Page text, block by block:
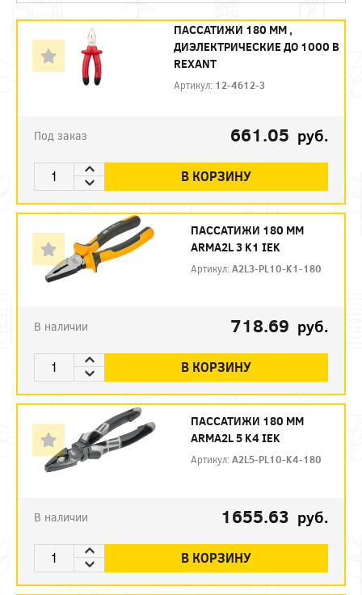
ПАССАТИЖИ 180 ММ ,
ДИЭЛЕКТРИЧЕСКИЕ ДО 1000 В
REXANT
Артикул: 12-4612-3
Под заказ 661.05 руб.
В КОРЗИНУ
ПАССАТИЖИ 180 ММ
ARMA2L 3 K1 IEK
Артикул:A2L3-PL10-K1-180
В наличии 718.69 руб.
В КОРЗИНУ
ПАССАТИЖИ 180 ММ
ARMA2L 5 K4 IEK
Артикул:A2L5-PL10-K4-180
В наличии 1655.63 руб.
В КОРЗИНУ